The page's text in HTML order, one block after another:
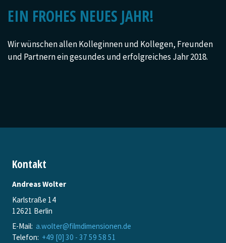
EIN FROHES NEUES JAHR!
Wir wünschen allen Kolleginnen und Kollegen, Freunden
und Partnern ein gesundes und erfolgreiches Jahr 2018.
Kontakt
Andreas Wolter
Karlstraße 14
12621 Berlin
E-Mail: a.wolter@filmdimensionen.de
Telefon: +49 [0] 30 - 37 59 58 51